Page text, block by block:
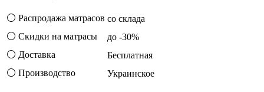
⚪ Распродажа матрасов со склада
⚪ Скидки на матрасы
до -30%
⚪ Доставка
Бесплатная
⚪ Производство
Украинское